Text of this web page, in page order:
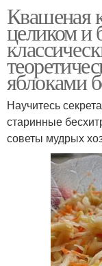
Квашеная
целиком и
яблоками
Научитесь
старинные
советы мудрых